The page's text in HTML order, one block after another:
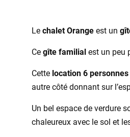
Le chalet Orange est un
Ce gîte familial est un peu
Cette location 6
autre côté donnant sur
Un bel espace de verdure
chaleureux avec le sol et